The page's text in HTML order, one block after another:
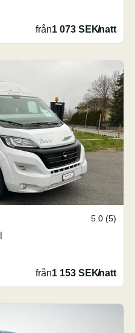
från1 073 SEK/natt
5.0 (5)
från1 153 SEK/natt